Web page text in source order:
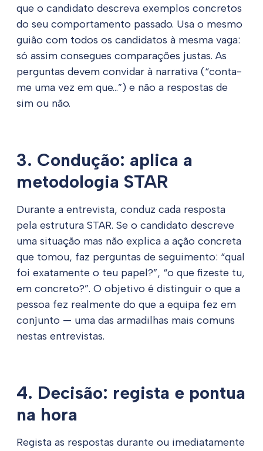
que o candidato descreva exemplos concretos
do seu comportamento passado. Usa o mesmo
guião com todos os candidatos à mesma vaga:
só assim consegues comparações justas. As
perguntas devem convidar à narrativa (“conta-
me uma vez em que…”) e não a respostas de
sim ou não.
3. Condução: aplica a
metodologia STAR
Durante a entrevista, conduz cada resposta
pela estrutura STAR. Se o candidato descreve
uma situação mas não explica a ação concreta
que tomou, faz perguntas de seguimento: “qual
foi exatamente o teu papel?”, “o que fizeste tu,
em concreto?”. O objetivo é distinguir o que a
pessoa fez realmente do que a equipa fez em
conjunto — uma das armadilhas mais comuns
nestas entrevistas.
4. Decisão: regista e pontua
na hora
Regista as respostas durante ou imediatamente